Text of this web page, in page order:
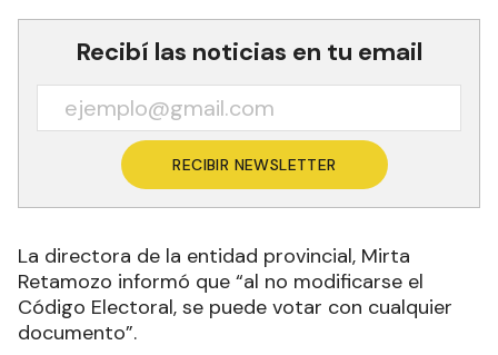
Recibí las noticias en tu email
RECIBIR NEWSLETTER
La directora de la entidad provincial, Mirta
Retamozo informó que “al no modificarse el
Código Electoral, se puede votar con cualquier
documento”.